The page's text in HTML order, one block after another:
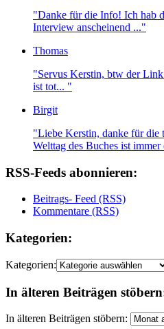
"Danke für die Info! Ich hab
Interview anscheinend ..."
Thomas
"Servus Kerstin, btw der
ist tot... "
Birgit
"Liebe Kerstin, danke für die
Welttag des Buches ist immer
RSS-Feeds abonnieren:
Beitrags- Feed (RSS)
Kommentare (RSS)
Kategorien:
Kategorien:
In älteren Beiträgen
In älteren Beiträgen stöbern: